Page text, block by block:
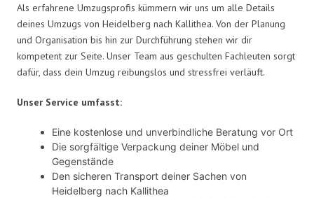
Als erfahrene Umzugsprofis kümmern wir uns um alle Details
deines Umzugs von Heidelberg nach Kallithea. Von der Planung
und Organisation bis hin zur Durchführung stehen wir dir
kompetent zur Seite. Unser Team aus geschulten Fachleuten sorgt
dafür, dass dein Umzug reibungslos und stressfrei verläuft.
Unser Service umfasst:
Eine kostenlose und unverbindliche Beratung vor Ort
Die sorgfältige Verpackung deiner Möbel und
Gegenstände
Den sicheren Transport deiner Sachen von
Heidelberg nach Kallithea